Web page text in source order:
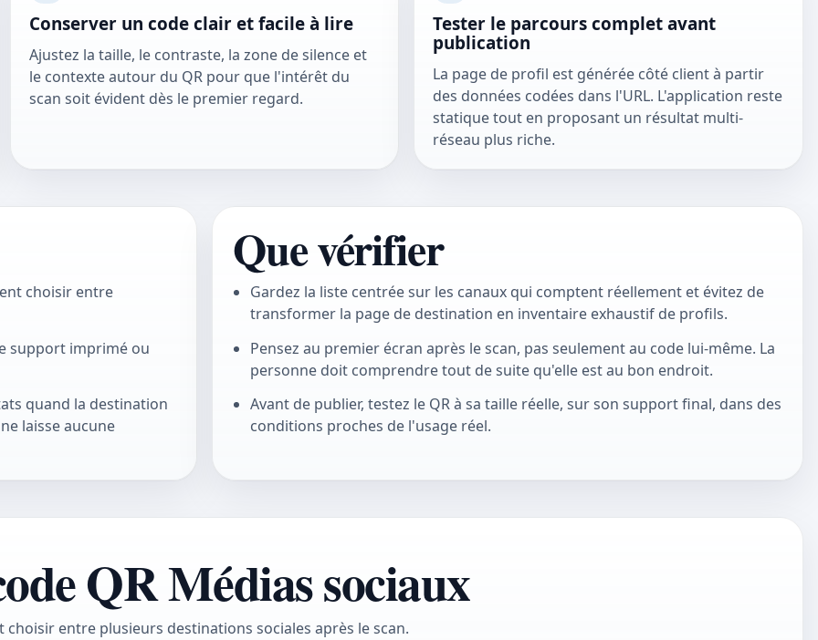
Conserver un code clair et facile à lire
Ajustez la taille, le contraste, la zone de silence et
le contexte autour du QR pour que l'intérêt du
scan soit évident dès le premier regard.
Tester le parcours complet avant
publication
La page de profil est générée côté client à partir
des données codées dans l'URL. L'application reste
statique tout en proposant un résultat multi-
réseau plus riche.
choisir entre
support imprimé ou
quand la destination
laisse aucune
Que vérifier
Gardez la liste centrée sur les canaux qui comptent réellement et évitez de
transformer la page de destination en inventaire exhaustif de profils.
Pensez au premier écran après le scan, pas seulement au code lui-même. La
personne doit comprendre tout de suite qu'elle est au bon endroit.
Avant de publier, testez le QR à sa taille réelle, sur son support final, dans des
conditions proches de l'usage réel.
QR Médias sociaux
entre plusieurs destinations sociales après le scan.